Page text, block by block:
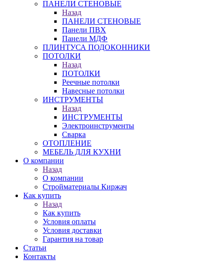
ПАНЕЛИ СТЕНОВЫЕ
Назад
ПАНЕЛИ СТЕНОВЫЕ
Панели ПВХ
Панели МДФ
ПЛИНТУСА ПОДОКОННИКИ
ПОТОЛКИ
Назад
ПОТОЛКИ
Реечные потолки
Навесные потолки
ИНСТРУМЕНТЫ
Назад
ИНСТРУМЕНТЫ
Электроинструменты
Сварка
ОТОПЛЕНИЕ
МЕБЕЛЬ ДЛЯ КУХНИ
О компании
Назад
О компании
Стройматериалы Киржач
Как купить
Назад
Как купить
Условия оплаты
Условия доставки
Гарантия на товар
Статьи
Контакты